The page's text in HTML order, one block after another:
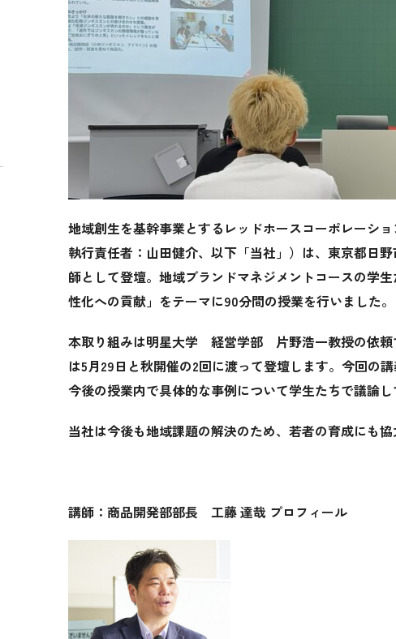
地域創生を基幹事業とするレッドホースコーポレーシ
執行責任者：山田健介、以下「当社」）は、東京都日
師として登壇。地域ブランドマネジメントコースの学
性化への貢献」をテーマに90分間の授業を行いました。
本取り組みは明星大学 経営学部 片野浩一教授の依頼
は5月29日と秋開催の2回に渡って登壇します。今回の
今後の授業内で具体的な事例について学生たちで議論し
当社は今後も地域課題の解決のため、若者の育成にも協
講師：商品開発部部長 工藤 達哉 プロフィール